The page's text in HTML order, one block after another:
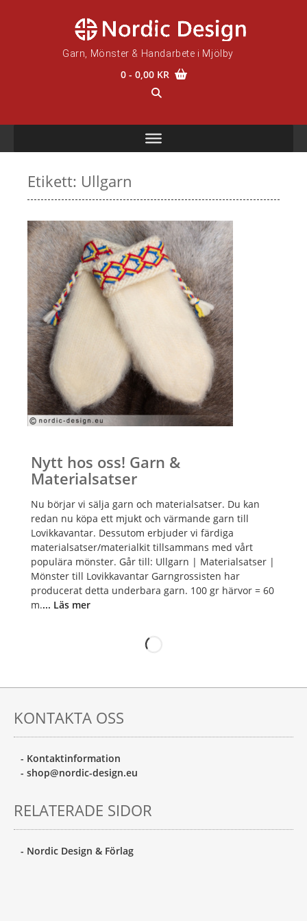
Garn, Mönster & Handarbete i Mjölby
0- 0,00 KR
Etikett: Ullgarn
Nytt hos oss! Garn &
Materialsatser
Nu börjar vi sälja garn och materialsatser. Du kan
redan nu köpa ett mjukt och värmande garn till
Lovikkavantar. Dessutom erbjuder vi färdiga
materialsatser/materialkit tillsammans med vårt
populära mönster. Går till: Ullgarn | Materialsatser |
Mönster till Lovikkavantar Garngrossisten har
producerat detta underbara garn. 100 gr härvor = 60
m.... Läs mer
KONTAKTA OSS
- Kontaktinformation
- shop@nordic-design.eu
RELATERADE SIDOR
- Nordic Design & Förlag